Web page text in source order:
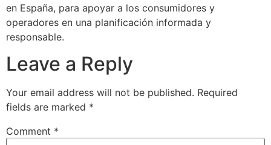
en España, para apoyar a los consumidores y
operadores en una planificación informada y
responsable.
Leave a Reply
Your email address will not be published. Required
fields are marked *
Comment *